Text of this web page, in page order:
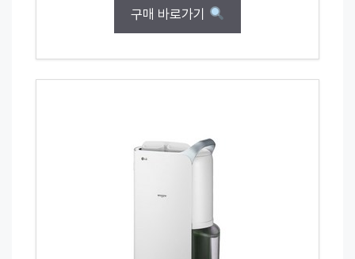
구매 바로가기